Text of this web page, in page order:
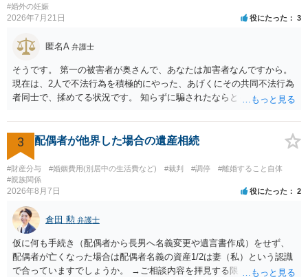
どの程度証拠価値があるのか ⇒前後のやり取りや誓約書の具体的内容
を見ない限り、具体的な判断はできませんが、一定の証拠価値はある
することは認められるのか。 ⇒おそらく１００万円は不当利得（受け
るものかと推察しますので、 貸金返還ではないかと存じます。 ④ 私
は現在、収入も不安定で貯金もなくリボ払い借金が既に約100万あり。
今年に再婚したが主人はお金に厳しい為、一括で220万円を支払う事は
の財産を差し押さえられ、そこから債権回収が図られることになりま
すが、 和解であれば柔軟な解決が可能ですので、その場合は分割払
いにより支払うことも十分可能です。 ⑤ このような事情であれば、私
は120万円のみ和解交渉を続けるべきでしょうか。 ⇒ご相談者様の認
識を前提にすれば、１００万円も含めて返済する必要はないと考えら
れるため、 120万円のみについて交渉を続けることがベターかと存じ
ます。
#婚外の妊娠
2026年7月21日 役にたった 3
匿名A 弁護士
そうです。 第一の被害者が奥さんで、あなたは加害者なんですから。
現在は、2人で不法行為を積極的にやった、あげくにその共同不法行為
者同士で、揉めてる状況です。 知らずに騙されたならともか
というだけですから。
3 配偶者が他界した場合の遺産相続
#財産分与 #婚姻費用(別居中の生活費など) #裁判 #調停
#離婚すること自体
#親族関係
2026年8月7日 役にたった 2
倉田 勲 弁護士
仮に何も手続き（配偶者から長男へ名義変更や遺言書作成）をせず、
配偶者が亡くなった場合は配偶者名義の資産1/2は妻（私）という認識
で合っていますでしょうか。 →ご相談内容を拝見する限りでは、その